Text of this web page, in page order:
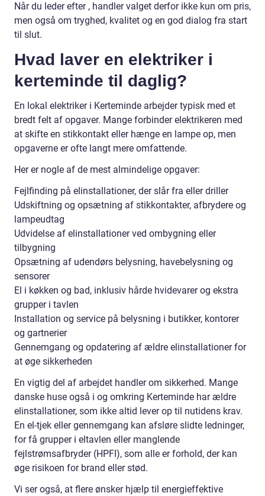
Når du leder efter , handler valget derfor ikke kun om pris,
men også om tryghed, kvalitet og en god dialog fra start
til slut.
Hvad laver en elektriker i
kerteminde til daglig?
En lokal elektriker i Kerteminde arbejder typisk med et
bredt felt af opgaver. Mange forbinder elektrikeren med
at skifte en stikkontakt eller hænge en lampe op, men
opgaverne er ofte langt mere omfattende.
Her er nogle af de mest almindelige opgaver:
Fejlfinding på elinstallationer, der slår fra eller driller
Udskiftning og opsætning af stikkontakter, afbrydere og
lampeudtag
Udvidelse af elinstallationer ved ombygning eller
tilbygning
Opsætning af udendørs belysning, havebelysning og
sensorer
El i køkken og bad, inklusiv hårde hvidevarer og ekstra
grupper i tavlen
Installation og service på belysning i butikker, kontorer
og gartnerier
Gennemgang og opdatering af ældre elinstallationer for
at øge sikkerheden
En vigtig del af arbejdet handler om sikkerhed. Mange
danske huse også i og omkring Kerteminde har ældre
elinstallationer, som ikke altid lever op til nutidens krav.
En el-tjek eller gennemgang kan afsløre slidte ledninger,
for få grupper i eltavlen eller manglende
fejlstrømsafbryder (HPFI), som alle er forhold, der kan
øge risikoen for brand eller stød.
Vi ser også, at flere ønsker hjælp til energieffektive